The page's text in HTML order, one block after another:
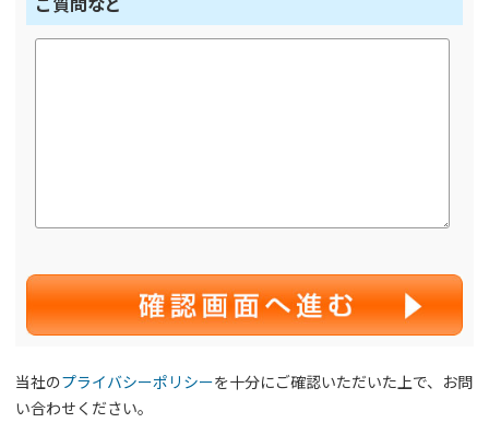
当社のプライバシーポリシーを十分にご確認いただいた上で、お問
い合わせください。